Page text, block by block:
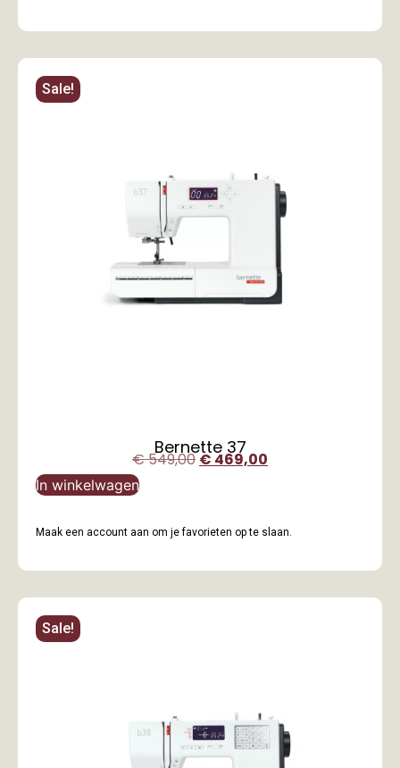
Sale!
Bernette 37
€549,00 €469,00
In winkelwagen
Maak een account aan om je favorieten op te slaan.
Sale!